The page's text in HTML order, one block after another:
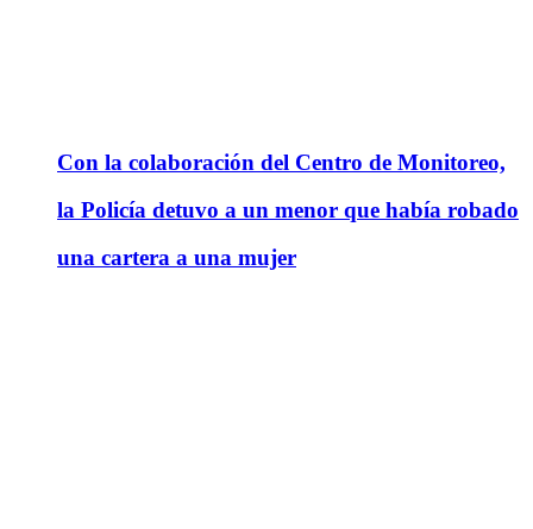
Con la colaboración del Centro de Monitoreo,
la Policía detuvo a un menor que había robado
una cartera a una mujer